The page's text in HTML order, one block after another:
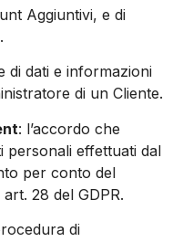
Aggiuntivi, e di
di dati e informazioni
di un Cliente.
: l’accordo che
personali effettuati dal
per conto del
28 del GDPR.
di